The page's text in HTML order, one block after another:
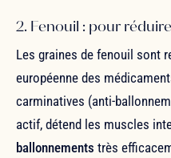
2. Fenouil : pour
Les graines de fenouil sont
européenne des
carminatives (anti-
actif, détend les muscles
ballonnements très